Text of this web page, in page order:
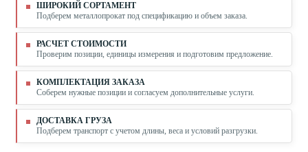
ШИРОКИЙ СОРТАМЕНТ
Подберем металлопрокат под спецификацию и объем заказа.
РАСЧЕТ СТОИМОСТИ
Проверим позиции, единицы измерения и подготовим предложение.
КОМПЛЕКТАЦИЯ ЗАКАЗА
Соберем нужные позиции и согласуем дополнительные услуги.
ДОСТАВКА ГРУЗА
Подберем транспорт с учетом длины, веса и условий разгрузки.